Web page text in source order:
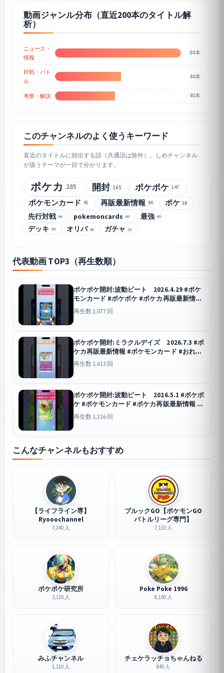
動画ジャンル分布（直近200本のタイトル解
析）
ニュース・
情報
84本
対戦・バト
ル
44本
考察・解説 40本
このチャンネルのよく使うキーワード
直近のタイトルに頻出する語（共通語は除外）。しめチャンネル
が扱うテーマが一目で分かります。
ポケカ 285 開封 165 ポケポケ 147
ポケモンカード 95 再販最新情報 84 ポケ 68
先行対戦 44 pokemoncards 40 最強 40
デッキ 38 オリパ 28 ガチャ 25
代表動画 TOP3（再生数順）
ポケポケ開封:波動ビート 2026.4.29 #ポケ
モンカード #ポケポケ #ポケカ再販最新情報
#先行対戦 #ポケモン #おれポケ #ポケカ #ポ
ケカ開封 #最強デッキ #pokemon #ガチャ
再生数 2,077 回
ポケポケ開封:ミラクルデイズ 2026.7.3 #ポ
ケカ再販最新情報 #ポケモンカード #おれポ
ケ #ポケポケ #ポケカ #ポケモン #pokemon
#ポケカ開封 #pokemoncards
再生数 1,613 回
ポケポケ開封:波動ビート 2026.5.1 #ポケポ
ケ #ポケモンカード #ポケカ再販最新情報 #
おれポケ #ポケカ #ポケモン #pokemon #ポ
ケカ開封 #ガチャ #ガチャ神引き #最強
再生数 1,216 回
こんなチャンネルもおすすめ
【ライフライン専】
Ryooochannel
7,240 人
ブルックGO【ポケモンGO
バトルリーグ専門】
7,110 人
ポケポケ研究所
3,120 人
Poke Poke 1996
8,150 人
みふチャンネル
1,110 人
チェケラッチョちゃんねる
840 人